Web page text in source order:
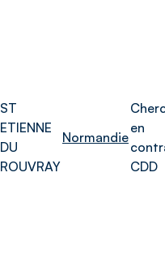
ST
ETIENNE
DU
ROUVRAY
Normandie
en
CDD